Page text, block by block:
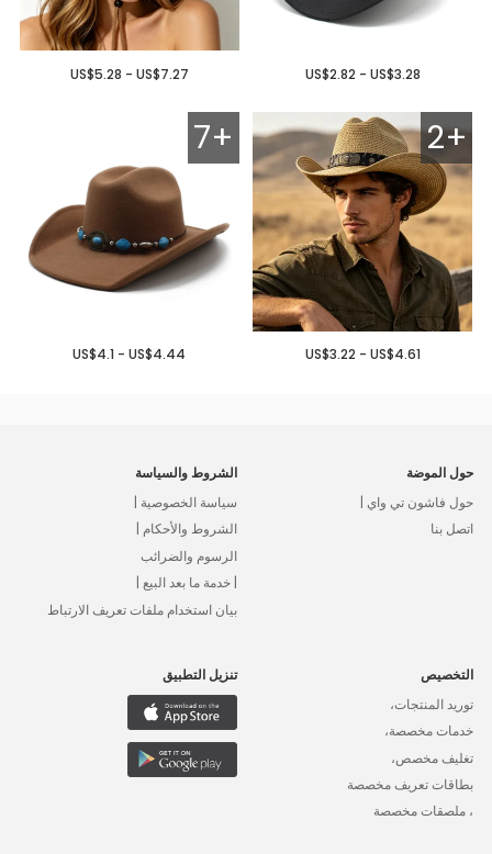
US$2.82 - US$3.28
US$5.28 - US$7.27
2+
US$3.22 - US$4.61
7+
US$4.1 - US$4.44
حول الموضة
حول فاشون تي واي |
اتصل بنا
الشروط والسياسة
سياسة الخصوصية |
الشروط والأحكام |
الرسوم والضرائب
| خدمة ما بعد البيع |
بيان استخدام ملفات تعريف الارتباط
التخصيص
توريد المنتجات،
خدمات مخصصة،
تغليف مخصص،
بطاقات تعريف مخصصة
، ملصقات مخصصة
تنزيل التطبيق